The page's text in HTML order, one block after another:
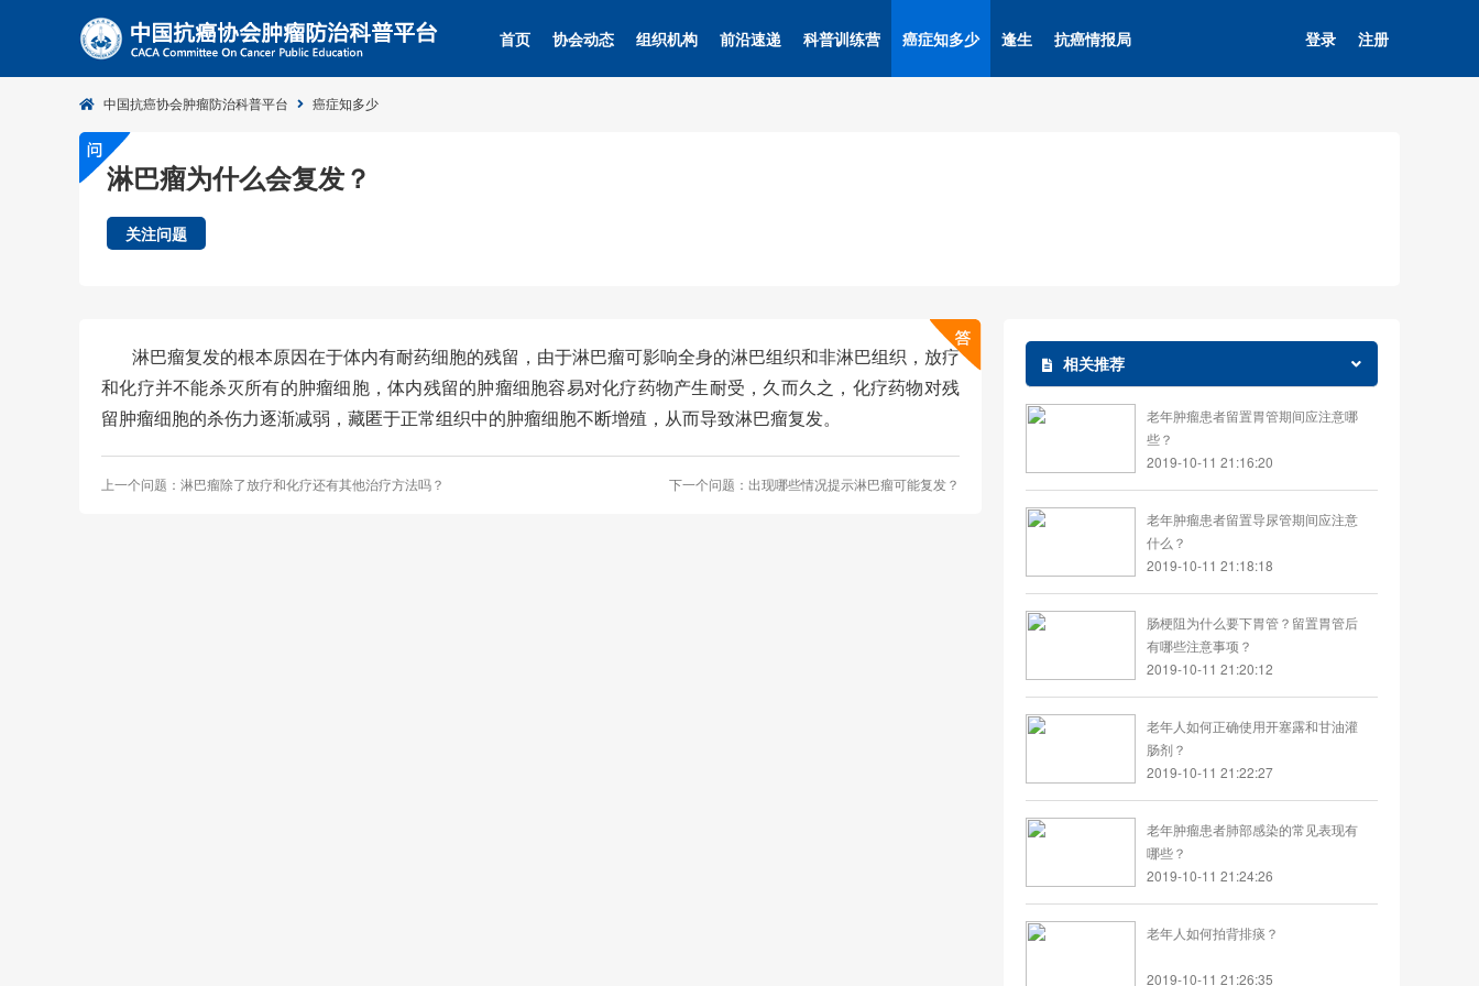
首页 协会动态 组织机构 前沿速递 科普训练营 癌症知多少 逢生 抗癌情报局 注册
登录
中国抗癌协会肿瘤防治科普平台 癌症知多少
淋巴瘤为什么会复发？
关注问题
相关推荐
老年肿瘤患者留置胃管期间应注意哪
些？
2019-10-11 21:16:20
老年肿瘤患者留置导尿管期间应注意
什么？
2019-10-11 21:18:18
肠梗阻为什么要下胃管？留置胃管后
有哪些注意事项？
2019-10-11 21:20:12
老年人如何正确使用开塞露和甘油灌
肠剂？
2019-10-11 21:22:27
老年肿瘤患者肺部感染的常见表现有
哪些？
2019-10-11 21:24:26
老年人如何拍背排痰？
2019-10-11 21:26:35
淋巴瘤复发的根本原因在于体内有耐药细胞的残留，由于淋巴瘤可影响全身的淋巴组织和非淋巴组织，放疗
和化疗并不能杀灭所有的肿瘤细胞，体内残留的肿瘤细胞容易对化疗药物产生耐受，久而久之，化疗药物对残
留肿瘤细胞的杀伤力逐渐减弱，藏匿于正常组织中的肿瘤细胞不断增殖，从而导致淋巴瘤复发。
上一个问题：淋巴瘤除了放疗和化疗还有其他治疗方法吗？ 下一个问题：出现哪些情况提示淋巴瘤可能复发？